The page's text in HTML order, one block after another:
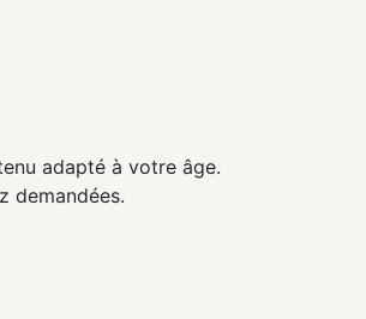
adapté à votre âge.
demandées.